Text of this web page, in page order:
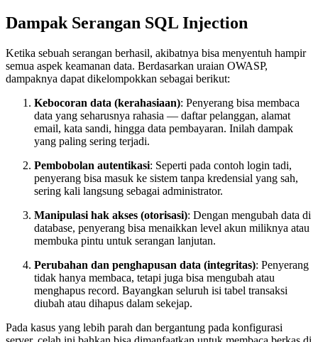
Dampak Serangan SQL Injection
Ketika sebuah serangan berhasil, akibatnya bisa menyentuh hampir
semua aspek keamanan data. Berdasarkan uraian OWASP,
dampaknya dapat dikelompokkan sebagai berikut:
Kebocoran data (kerahasiaan): Penyerang bisa membaca
data yang seharusnya rahasia — daftar pelanggan, alamat
email, kata sandi, hingga data pembayaran. Inilah dampak
yang paling sering terjadi.
Pembobolan autentikasi: Seperti pada contoh login tadi,
penyerang bisa masuk ke sistem tanpa kredensial yang sah,
sering kali langsung sebagai administrator.
Manipulasi hak akses (otorisasi): Dengan mengubah data di
database, penyerang bisa menaikkan level akun miliknya atau
membuka pintu untuk serangan lanjutan.
Perubahan dan penghapusan data (integritas): Penyerang
tidak hanya membaca, tetapi juga bisa mengubah atau
menghapus record. Bayangkan seluruh isi tabel transaksi
diubah atau dihapus dalam sekejap.
Pada kasus yang lebih parah dan bergantung pada konfigurasi